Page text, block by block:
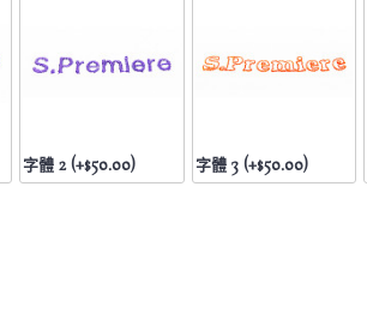
字體 2 (+$50.00) 字體 3 (+$50.00)